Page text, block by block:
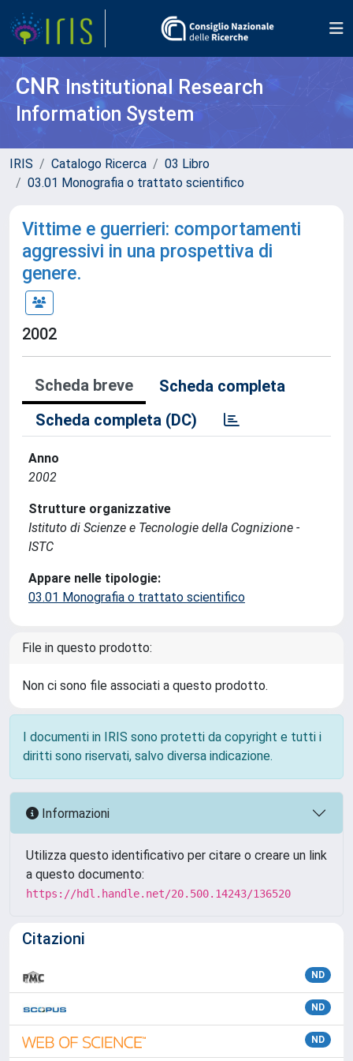
CNR Institutional Research
Information System
IRIS Catalogo Ricerca
03 Libro
03.01 Monografia o trattato scientifico
Vittime e guerrieri: comportamenti
aggressivi in una prospettiva di
genere.
2002
Scheda breve
Scheda completa
Scheda completa (DC)
Anno
2002
Strutture organizzative
Istituto di Scienze e Tecnologie della Cognizione -
ISTC
Appare nelle tipologie:
03.01 Monografia o trattato scientifico
File in questo prodotto:
Non ci sono file associati a questo prodotto.
I documenti in IRIS sono protetti da copyright e tutti i
diritti sono riservati, salvo diversa indicazione.
Informazioni
Utilizza questo identificativo per citare o creare un link
a questo documento:
https://hdl.handle.net/20.500.14243/136520
Citazioni
ND
ND
ND